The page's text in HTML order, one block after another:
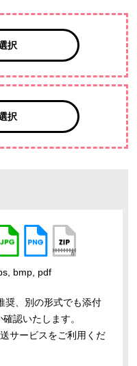
択
択
bmp, pdf
奨、別の形式でも添付
認いたします。
サービスをご利用くだ